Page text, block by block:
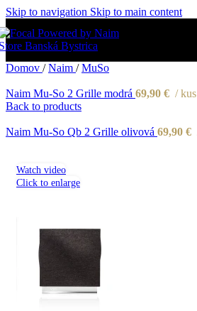
Skip to navigation Skip to main content
Domov / Naim / MuSo
Naim Mu-So 2 Grille modrá 69,90 €
kus
Back to products
Naim Mu-So Qb 2 Grille olivová 69,90 €
Watch video
Click to enlarge